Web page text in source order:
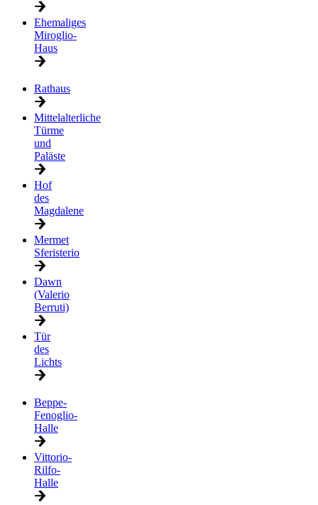
Ehemaliges
Miroglio-
Haus
Rathaus
Mittelalterliche
Türme
und
Paläste
Hof
des
Magdalene
Mermet
Sferisterio
Dawn
(Valerio
Berruti)
Tür
des
Lichts
Beppe-
Fenoglio-
Halle
Vittorio-
Rilfo-
Halle